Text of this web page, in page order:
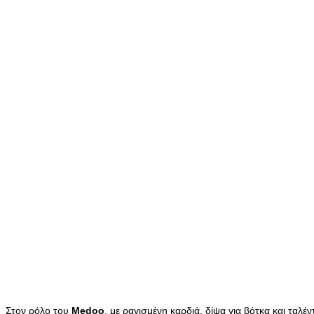
Στον ρόλο του Medoo , με ραγισμένη καρδιά, δίψα για βότκα και